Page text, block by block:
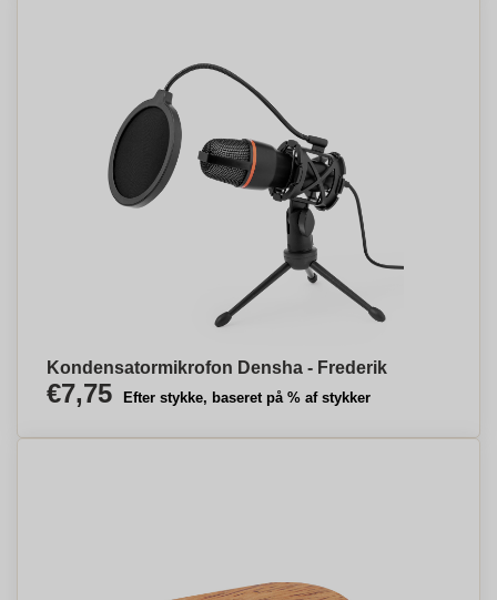
Kondensatormikrofon Densha - Frederik
€7,75 Efter stykke, baseret på % af stykker